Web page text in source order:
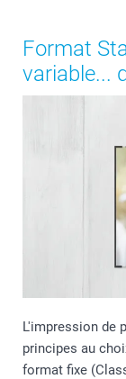
Format
variable...
L'impression de
principes au
format fixe